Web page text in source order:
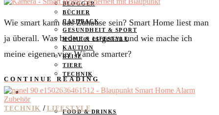
BLOGGER
BÜCHER
CASHBACK
GESUNDHEIT & SPORT
HOME & LIFESTYLE
KAUTION
REISE
TIERE
TECHNIK
KATEGORIEN
FOOD & DRINKS
Wie smart kann das Zuhause sein? Smart Home liest man
ja überall. Was bedeutet es genau und wie mache ich
meine eigenen vier Wände smarter?
CONTINUE READING
TECHNIK / LIFESTYLE